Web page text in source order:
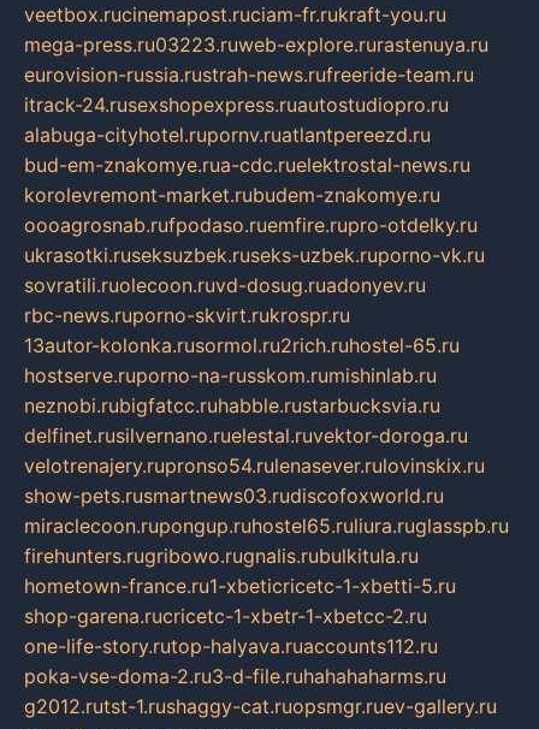
veetbox.rucinemapost.ruciam-fr.rukraft-you.ru
mega-press.ru03223.ruweb-explore.rurastenuya.ru
eurovision-russia.rustrah-news.rufreeride-team.ru
itrack-24.rusexshopexpress.ruautostudiopro.ru
alabuga-cityhotel.rupornv.ruatlantpereezd.ru
bud-em-znakomye.rua-cdc.ruelektrostal-news.ru
korolevremont-market.rubudem-znakomye.ru
oooagrosnab.rufpodaso.ruemfire.rupro-otdelky.ru
ukrasotki.ruseksuzbek.ruseks-uzbek.ruporno-vk.ru
sovratili.ruolecoon.ruvd-dosug.ruadonyev.ru
rbc-news.ruporno-skvirt.rukrospr.ru
13autor-kolonka.rusormol.ru2rich.ruhostel-65.ru
hostserve.ruporno-na-russkom.rumishinlab.ru
neznobi.rubigfatcc.ruhabble.rustarbucksvia.ru
delfinet.rusilvernano.ruelestal.ruvektor-doroga.ru
velotrenajery.rupronso54.rulenasever.rulovinskix.ru
show-pets.rusmartnews03.rudiscofoxworld.ru
miraclecoon.rupongup.ruhostel65.ruliura.ruglasspb.ru
firehunters.rugribowo.rugnalis.rubulkitula.ru
hometown-france.ru1-xbeticricetc-1-xbetti-5.ru
shop-garena.rucricetc-1-xbetr-1-xbetcc-2.ru
one-life-story.rutop-halyava.ruaccounts112.ru
poka-vse-doma-2.ru3-d-file.ruhahahaharms.ru
g2012.rutst-1.rushaggy-cat.ruopsmgr.ruev-gallery.ru